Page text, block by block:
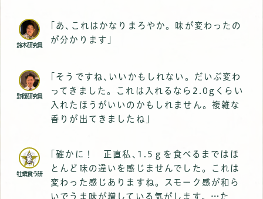
鈴木研究員
｢あ､これはかなりまろやか。味が変わったの
が分かります｣
野間研究員
｢そうですね､いいかもしれない。だいぶ変わ
ってきました。これは入れるなら2.0gくらい
入れたほうがいいのかもしれません。複雑な
香りが出てきましたね｣
牡蠣食う研
｢確かに！ 正直私､1.5ｇを食べるまではほ
とんど味の違いを感じませんでした。これは
変わった感じありますね。スモーク感が和ら
いでうま味が増している気がします。…た